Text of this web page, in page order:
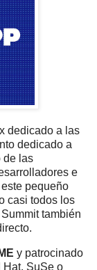
dedicado a las
dedicado a
de las
e
pequeño
casi todos los
también
y patrocinado
Hat, SuSe o